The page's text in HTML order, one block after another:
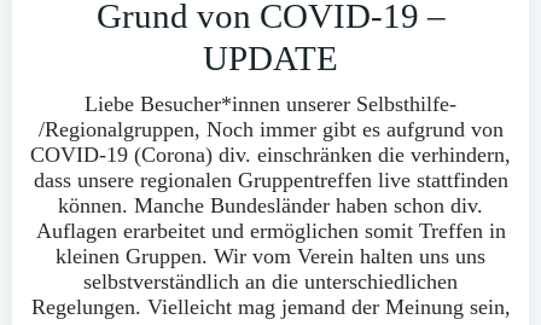
Grund von COVID-19 –
UPDATE
Liebe Besucher*innen unserer Selbsthilfe-
/Regionalgruppen, Noch immer gibt es aufgrund von
COVID-19 (Corona) div. einschränken die verhindern,
dass unsere regionalen Gruppentreffen live stattfinden
können. Manche Bundesländer haben schon div.
Auflagen erarbeitet und ermöglichen somit Treffen in
kleinen Gruppen. Wir vom Verein halten uns uns
selbstverständlich an die unterschiedlichen
Regelungen. Vielleicht mag jemand der Meinung sein,